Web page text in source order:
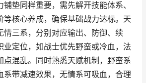
垫同样重要，需先解开技能体系、
等核心养成，确保基础战力达标。天
情三系，分别对应输出、防御、续
业定位，如战士优先野蛮或冷血，法
点混乱。同时熟悉天赋机制，野蛮系
系带减速效果，无情系可吸血，合理